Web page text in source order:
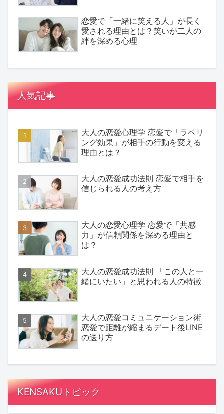
恋愛で「一緒に笑える人」が長く
愛される理由とは？笑いが二人の
絆を深める心理
人気記事
大人の恋愛心理学 恋愛で「ラベリ
ング効果」が相手の行動を変える
理由とは？
大人の恋愛成功法則 恋愛で相手を
信じられる人の考え方
大人の恋愛心理学 恋愛で「共感
力」が信頼関係を深める理由と
は？
大人の恋愛成功法則 「この人と一
緒にいたい」と思われる人の特徴
大人の恋愛コミュニケーション術
恋愛で距離が縮まるデート後LINE
の送り方
KENSAKUトピック